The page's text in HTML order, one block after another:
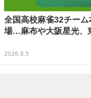
全国高校麻雀32チーム
場…麻布や大阪星光、
2026.8.5